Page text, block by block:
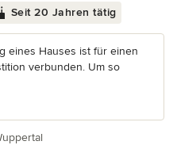
Seit 20 Jahren tätig
eines Hauses ist für einen
verbunden. Um so